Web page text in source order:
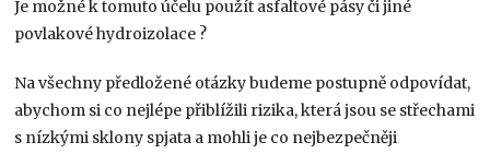
Je možné k tomuto účelu použít asfaltové pásy či jiné
povlakové hydroizolace ?
Na všechny předložené otázky budeme postupně odpovídat,
abychom si co nejlépe přiblížili rizika, která jsou se střechami
s nízkými sklony spjata a mohli je co nejbezpečněji